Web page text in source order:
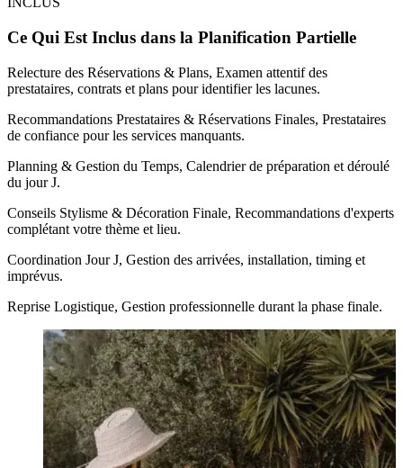
Ce Qui Est Inclus dans la Planification Partielle
Relecture des Réservations & Plans, Examen attentif des
prestataires, contrats et plans pour identifier les lacunes.
Recommandations Prestataires & Réservations Finales, Prestataires
de confiance pour les services manquants.
Planning & Gestion du Temps, Calendrier de préparation et déroulé
du jour J.
Conseils Stylisme & Décoration Finale, Recommandations d'experts
complétant votre thème et lieu.
Coordination Jour J, Gestion des arrivées, installation, timing et
imprévus.
Reprise Logistique, Gestion professionnelle durant la phase finale.